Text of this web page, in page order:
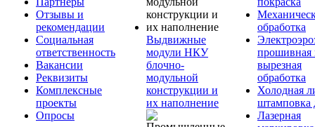
Отзывы и
рекомендации
Социальная
ответственность
Вакансии
Реквизиты
Комплексные
проекты
Опросы
Выдвижные
модули НКУ
блочно-
модульной
конструкции и
их наполнение
обработка
прошивная
вырезная
обработка
Холодная
штамповка
Лазерная